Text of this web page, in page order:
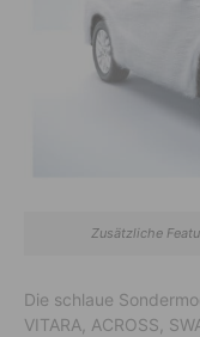
Zusätzliche
Die schlaue
VITARA, ACROSS,